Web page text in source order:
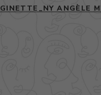
GINETTE_NY ANGÈLE